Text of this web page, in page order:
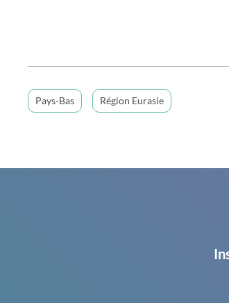
Pays-Bas Région Eurasie